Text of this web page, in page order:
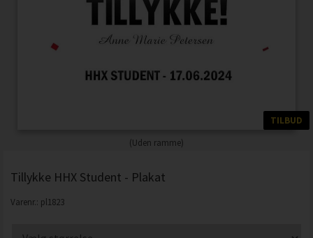
TILBUD
(Uden ramme)
Tillykke HHX Student - Plakat
Varenr.: pl1823